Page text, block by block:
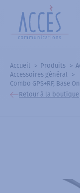
Accueil Produits
Accessoires général
Combo GPS+RF, Base
Retour à la boutique